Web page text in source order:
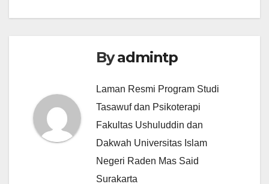
Byadmintp
Laman Resmi Program Studi
Tasawuf dan Psikoterapi
Fakultas Ushuluddin dan
Dakwah Universitas Islam
Negeri Raden Mas Said
Surakarta